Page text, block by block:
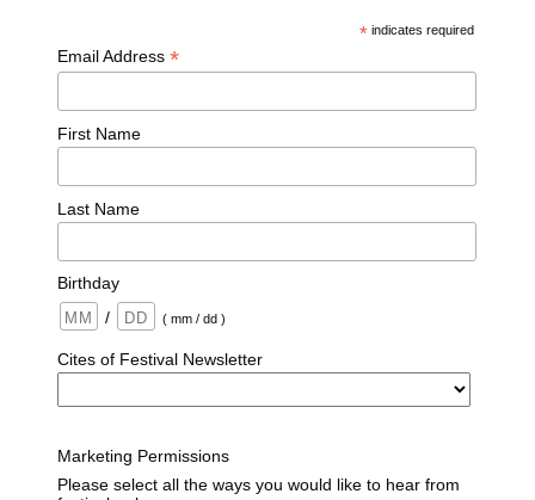
* indicates required
Email Address *
First Name
Last Name
Birthday
/
( mm / dd )
Cites of Festival Newsletter
Marketing Permissions
Please select all the ways you would like to hear from